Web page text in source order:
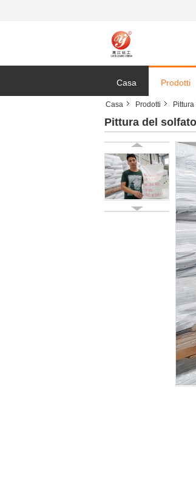
Casa Prodotti
Casa Prodotti
Pittura del